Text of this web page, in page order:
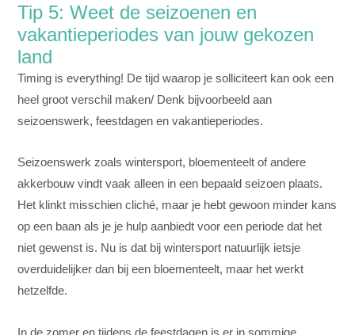
Tip 5: Weet de seizoenen en
vakantieperiodes van jouw gekozen
land
Timing is everything! De tijd waarop je solliciteert kan ook een
heel groot verschil maken/ Denk bijvoorbeeld aan
seizoenswerk, feestdagen en vakantieperiodes.
Seizoenswerk zoals wintersport, bloementeelt of andere
akkerbouw vindt vaak alleen in een bepaald seizoen plaats.
Het klinkt misschien cliché, maar je hebt gewoon minder kans
op een baan als je je hulp aanbiedt voor een periode dat het
niet gewenst is. Nu is dat bij wintersport natuurlijk ietsje
overduidelijker dan bij een bloementeelt, maar het werkt
hetzelfde.
In de zomer en tijdens de feestdagen is er in sommige